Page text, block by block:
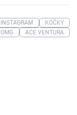
INSTAGRAM
KOČKY
OMG ACE VENTURA